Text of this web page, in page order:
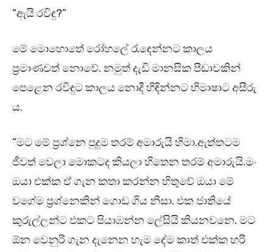
“ඇයි රවිඳු?”
මේ මොහොතේ රෝහලේ රැඳෙන්නට කාලය
ප්‍රමාණවත් නොවේ. නමුත් දැඩි මානසික පීඩාවකින්
පෙළෙන රවිඳුට කාලය නොදී හිඳින්නට හිමාෂාට අසීරු
ය.
“මට මේ ප්‍රශ්නෙ පුදුම තරම් අමාරුයි හිමා.ඇත්තටම
ජීවත් වෙලා මොකටද කියලා හිතෙන තරම් අමාරුයි.මං
ඔයා එක්ක ඒ ගැන කතා කරන්න හිතුවේ ඔයා මේ
වගේම ප්‍රශ්නෙකින් ගොඩ ගිය නිසා. එක ජාතියේ
කුරුල්ලන්ට එකට පියාඹන්න ලේසියි කියනවනෙ. මට
ඕන වෙනුරි ගැන දැනෙන හැම දේම කාත් එක්ක හරි